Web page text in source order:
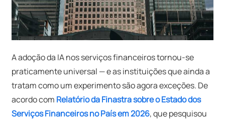
A adoção da IA ​​nos serviços financeiros tornou-se
praticamente universal — e as instituições que ainda a
tratam como um experimento são agora exceções. De
acordo com Relatório da Finastra sobre o Estado dos
Serviços Financeiros no País em 2026, que pesquisou